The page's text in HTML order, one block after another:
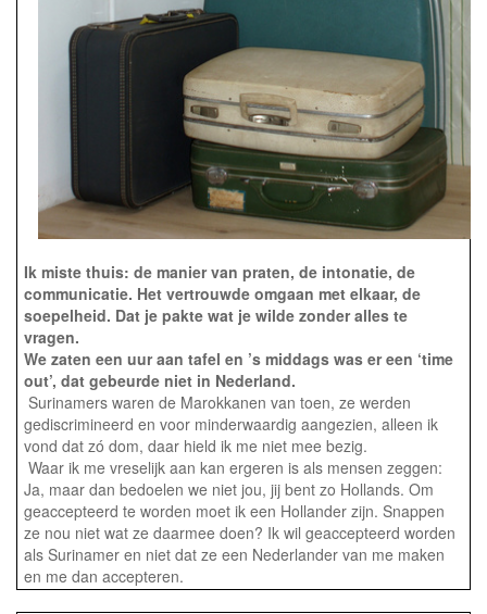
Ik miste thuis: de manier van praten, de intonatie, de
communicatie. Het vertrouwde omgaan met elkaar, de
soepelheid. Dat je pakte wat je wilde zonder alles te
vragen.
We zaten een uur aan tafel en ’s middags was er een ‘time
out’, dat gebeurde niet in Nederland.
Surinamers waren de Marokkanen van toen, ze werden
gediscrimineerd en voor minderwaardig aangezien, alleen ik
vond dat zó dom, daar hield ik me niet mee bezig.
Waar ik me vreselijk aan kan ergeren is als mensen zeggen:
Ja, maar dan bedoelen we niet jou, jij bent zo Hollands. Om
geaccepteerd te worden moet ik een Hollander zijn. Snappen
ze nou niet wat ze daarmee doen? Ik wil geaccepteerd worden
als Surinamer en niet dat ze een Nederlander van me maken
en me dan accepteren.